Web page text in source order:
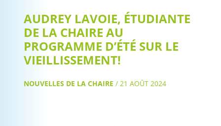
AUDREY LAVOIE, ÉTUDIANTE
DE LA CHAIRE AU
PROGRAMME D’ÉTÉ SUR LE
VIEILLISSEMENT!
NOUVELLES DE LA CHAIRE / 21 AOÛT 2024